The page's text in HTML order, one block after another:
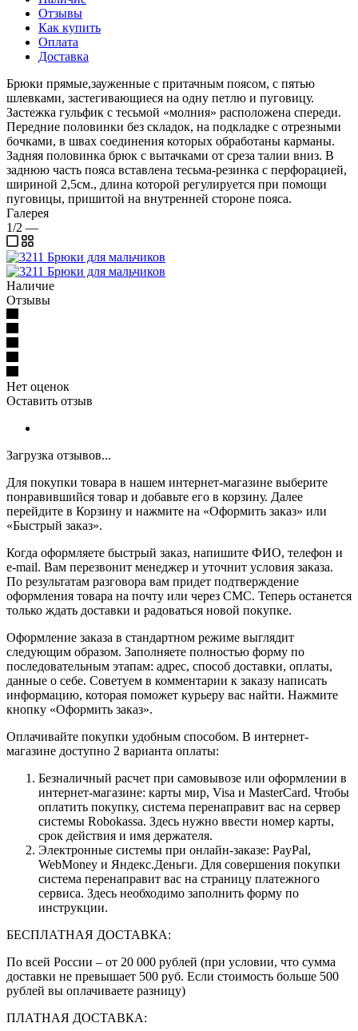
Отзывы
Как купить
Оплата
Доставка
Брюки прямые,зауженные с притачным поясом, с пятью
шлевками, застегивающиеся на одну петлю и пуговицу.
Застежка гульфик с тесьмой «молния» расположена спереди.
Передние половинки без складок, на подкладке с отрезными
бочками, в швах соединения которых обработаны карманы.
Задняя половинка брюк с вытачками от среза талии вниз. В
заднюю часть пояса вставлена тесьма-резинка с перфорацией,
шириной 2,5см., длина которой регулируется при помощи
пуговицы, пришитой на внутренней стороне пояса.
Галерея
1/2 —
Наличие
Отзывы
Нет оценок
Оставить отзыв
Загрузка отзывов...
Для покупки товара в нашем интернет-магазине выберите
понравившийся товар и добавьте его в корзину. Далее
перейдите в Корзину и нажмите на «Оформить заказ» или
«Быстрый заказ».
Когда оформляете быстрый заказ, напишите ФИО, телефон и
e-mail. Вам перезвонит менеджер и уточнит условия заказа.
По результатам разговора вам придет подтверждение
оформления товара на почту или через СМС. Теперь останется
только ждать доставки и радоваться новой покупке.
Оформление заказа в стандартном режиме выглядит
следующим образом. Заполняете полностью форму по
последовательным этапам: адрес, способ доставки, оплаты,
данные о себе. Советуем в комментарии к заказу написать
информацию, которая поможет курьеру вас найти. Нажмите
кнопку «Оформить заказ».
Оплачивайте покупки удобным способом. В интернет-
магазине доступно 2 варианта оплаты:
Безналичный расчет при самовывозе или оформлении в
интернет-магазине: карты мир, Visa и MasterCard. Чтобы
оплатить покупку, система перенаправит вас на сервер
системы Robokassa. Здесь нужно ввести номер карты,
срок действия и имя держателя.
Электронные системы при онлайн-заказе: PayPal,
WebMoney и Яндекс.Деньги. Для совершения покупки
система перенаправит вас на страницу платежного
сервиса. Здесь необходимо заполнить форму по
инструкции.
БЕСПЛАТНАЯ ДОСТАВКА:
По всей России – от 20 000 рублей (при условии, что сумма
доставки не превышает 500 руб. Если стоимость больше 500
рублей вы оплачиваете разницу)
ПЛАТНАЯ ДОСТАВКА: